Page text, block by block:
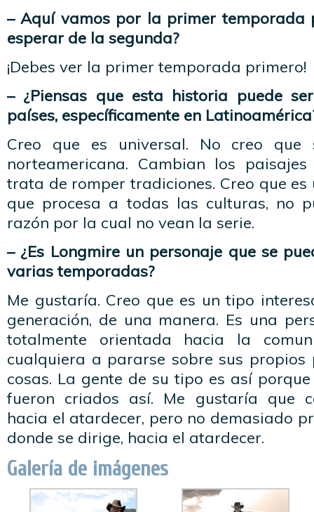
– Aquí vamos por la primer temporada
esperar de la segunda?
¡Debes ver la primer temporada primero!
– ¿Piensas que esta historia puede
países, específicamente en
Creo que es universal. No creo que
norteamericana. Cambian los
trata de romper tradiciones. Creo que
que procesa a todas las culturas, no
razón por la cual no vean la serie.
– ¿Es Longmire un personaje que se
varias temporadas?
Me gustaría. Creo que es un tipo
generación, de una manera. Es una
totalmente orientada hacia la
cualquiera a pararse sobre sus propios
cosas. La gente de su tipo es así
fueron criados así. Me gustaría que
hacia el atardecer, pero no demasiado
donde se dirige, hacia el atardecer.
Galería de imágenes